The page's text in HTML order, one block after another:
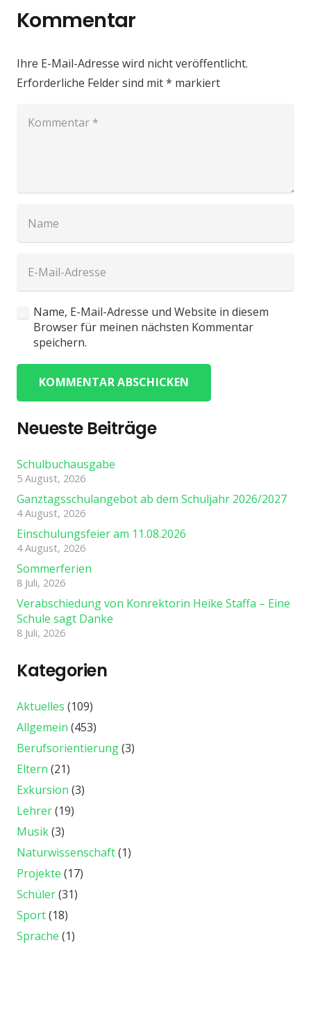
Kommentar
Ihre E-Mail-Adresse wird nicht veröffentlicht.
Erforderliche Felder sind mit* markiert
Name, E-Mail-Adresse und Website in diesem
Browser für meinen nächsten Kommentar
speichern.
KOMMENTAR ABSCHICKEN
Neueste Beiträge
Schulbuchausgabe
5 August, 2026
Ganztagsschulangebot ab dem Schuljahr 2026/2027
4 August, 2026
Einschulungsfeier am 11.08.2026
4 August, 2026
Sommerferien
8 Juli, 2026
Verabschiedung von Konrektorin Heike Staffa – Eine
Schule sagt Danke
8 Juli, 2026
Kategorien
Aktuelles (109)
Allgemein (453)
Berufsorientierung(3)
Eltern (21)
Exkursion (3)
Lehrer(19)
Musik(3)
Naturwissenschaft(1)
Projekte (17)
Schüler(31)
Sport(18)
Sprache (1)